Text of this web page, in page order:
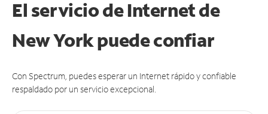
El servicio de Internet de
New York puedeconfiar
Con Spectrum, puedes esperar un Internet rápido y confiable
respaldado por un servicio excepcional.